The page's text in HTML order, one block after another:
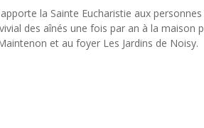
la Sainte Eucharistie aux
des aînés une fois par an à la maison
et au foyer Les Jardins de Noisy.